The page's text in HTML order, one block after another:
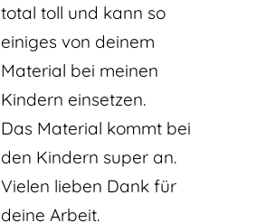
total toll und kann so
einiges von deinem
Material bei meinen
Kindern einsetzen.
Das Material kommt bei
den Kindern super an.
Vielen lieben Dank für
deine Arbeit.